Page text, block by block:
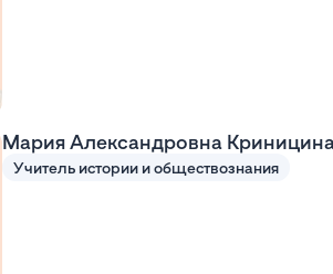
Мария Александровна
Учитель истории и обществознания